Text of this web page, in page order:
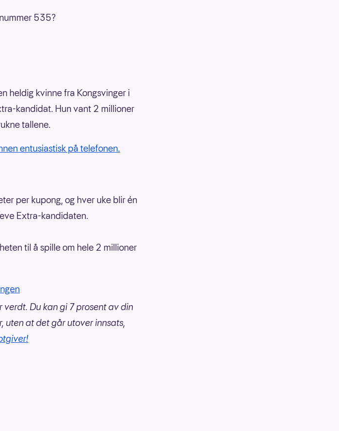
535?
heldig kvinne fra Kongsvinger i
kandidat. Hun vant 2 millioner
tallene.
entusiastisk på telefonen.
per kupong, og hver uke blir én
Extra-kandidaten.
til å spille om hele 2 millioner
Du kan gi 7 prosent av din
uten at det går utover innsats,